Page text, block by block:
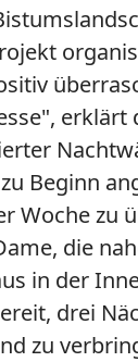
erklärt
Beginn
Woche zu
die
in der
drei
zu